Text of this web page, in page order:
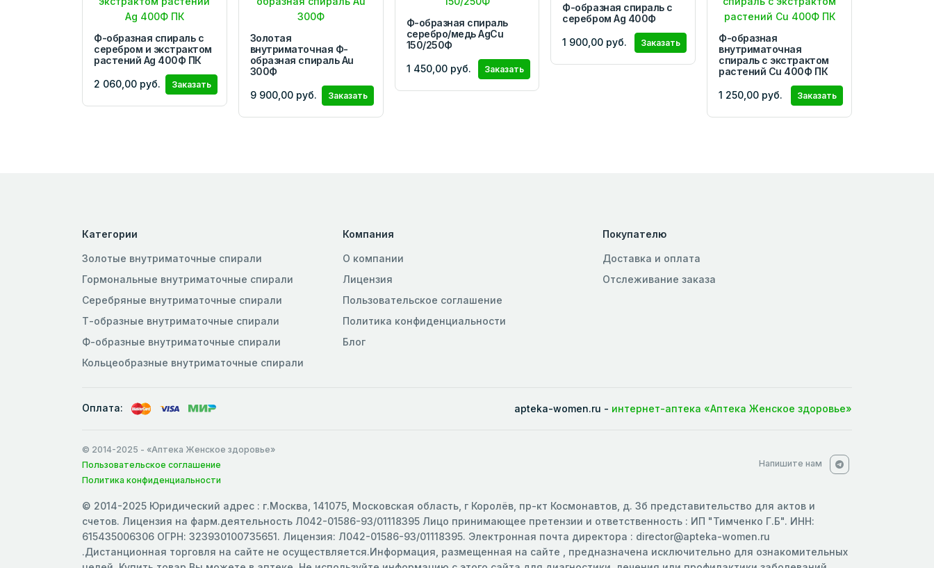
Ф-образная cпираль с
серебром и экстрактом
растений Ag 400Ф ПК
2 060,00 руб. Заказать
Золотая
внутриматочная Ф-
образная спираль Au
300Ф
9 900,00 руб. Заказать
Ф-образная спираль
серебро/медь AgCu
150/250Ф
1 450,00 руб. Заказать
Ф-образная спираль с
серебром Ag 400Ф
1 900,00 руб. Заказать
Ф-образная
внутриматочная
спираль с экстрактом
растений Сu 400Ф ПК
1 250,00 руб. Заказать
Категории
Золотые внутриматочные спирали
Гормональные внутриматочные спирали
Серебряные внутриматочные спирали
Т-образные внутриматочные спирали
Ф-образные внутриматочные спирали
Кольцеобразные внутриматочные спирали
Компания
О компании
Лицензия
Пользовательское соглашение
Политика конфиденциальности
Блог
Покупателю
Доставка и оплата
Отслеживание заказа
Оплата: apteka-women.ru - интернет-аптека «Аптека Женское здоровье»
© 2014-2025 - «Аптека Женское здоровье»
Пользовательское соглашение
Политика конфиденциальности
Напишите нам
© 2014-2025 Юридический адрес : г.Москва, 141075, Московская область, г Королёв, пр-кт Космонавтов, д. 3б представительство для актов и
счетов. Лицензия на фарм.деятельность Л042-01586-93/01118395 Лицо принимающее претензии и ответственность : ИП "Тимченко Г.Б". ИНН:
615435006306 ОГРН: 323930100735651. Лицензия: Л042-01586-93/01118395. Электронная почта директора : director@apteka-women.ru
.Дистанционная торговля на сайте не осуществляется.Информация, размещенная на сайте , предназначена исключительно для ознакомительных